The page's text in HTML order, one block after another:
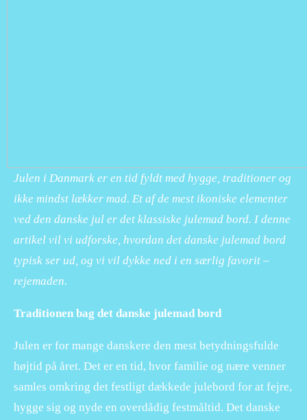
Julen i Danmark er en tid fyldt med hygge, traditioner og
ikke mindst lækker mad. Et af de mest ikoniske elementer
ved den danske jul er det klassiske julemad bord. I denne
artikel vil vi udforske, hvordan det danske julemad bord
typisk ser ud, og vi vil dykke ned i en særlig favorit –
rejemaden.
Traditionen bag det danske julemad bord
Julen er for mange danskere den mest betydningsfulde
højtid på året. Det er en tid, hvor familie og nære venner
samles omkring det festligt dækkede julebord for at fejre,
hygge sig og nyde en overdådig festmåltid. Det danske